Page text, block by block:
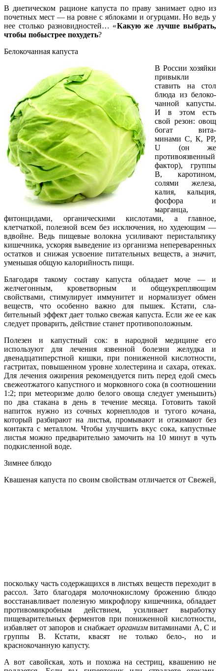
В диетическом рационе капуста по праву занимает одно из
почетных мест — на ровне с яблоками и огурцами. Но ведь у
нее столько разновидностей… «Какую же лучше выбрать,
чтобы побыстрее похудеть?
Белокочанная капуста
В России хозяйки
привыкли
ставить на стол
блюда из белоко­
чанной капусты.
И в этом есть
свой резон: овощ
богат вита­
минами С, К, РР,
U (он же
противоязвенный
фактор), группы
В, каротином,
солями железа,
калия, кальция,
фосфора и
марганца,
фитонцидами, органическими кислотами, а главное,
клетчаткой, полезной всем без исключения, но худе­ющим —
вдвойне. Ведь пищевые волокна усилива­ют перистальтику
кишечника, ускоряя выведение из организма непереваренных
остатков и снижая усвоение питательных веществ, а значит,
уменьшая общую калорийность пищи.
Благодаря такому составу капуста обладает моче — и
желчегонным, кроветворным и общеукрепляющим
свойствами, стимулирует иммунитет и нормализует обмен
веществ, что особенно важно для пышек. Кстати, сла­
бительный эффект дает только свежая капуста. Если же ее как
следует проварить, действие станет противоположным.
Полезен и капустный сок: в народной медицине его
используют для лечения язвенной болезни желудка и
двенадцатиперстной кишки, при пониженной кислотности,
гастритах, повышенном уров­не холестерина и сахара, отеках.
Для лечения ожирения рекомен­дуется пить перед едой смесь
свежеотжатого капустного и морков­ного сока (в соотношении
1:2; при метеоризме долю белого овоща следует уменьшить)
по два стакана в день в течение месяца. Гото­вить такой
напиток нужно из сочных корнеплодов и тугого кочана,
который разбирают на листья, промывают и отжимают без
контакта с металлом. Чтобы улучшить вкус сока, капустные
листья можно предварительно замочить на 10 минут в чуть
подкисленной воде.
Зимнее блюдо
Квашеная капуста по своим свойствам отличается от Свежей,
поскольку часть содержащихся в листьях веществ переходит в
рассол. Зато благо­даря молочнокислому броже­нию блюдо
восстанавливает полезную микрофлору кишечника, обладает
противомикробным действием, усиливает выработку
пищевари­тельных ферментов при пони­женной кислотности,
избавляет от запоров и снабжает организмвитаминами А, С и
группы В. Кстати, квасят не только бело-, но и
краснокочанную капусту.
А вот савойская, хоть и похожа на сестриц, квашению не